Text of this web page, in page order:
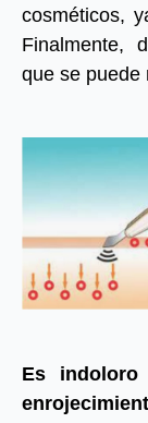
cosméticos,
Finalmente,
que se puede
Es